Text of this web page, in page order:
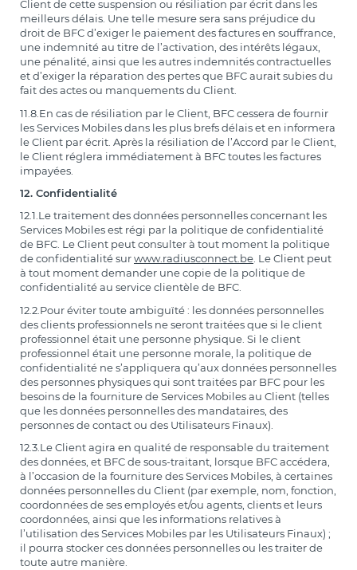
Client de cette suspension ou résiliation par écrit dans les
meilleurs délais. Une telle mesure sera sans préjudice du
droit de BFC d’exiger le paiement des factures en souffrance,
une indemnité au titre de l’activation, des intérêts légaux,
une pénalité, ainsi que les autres indemnités contractuelles
et d’exiger la réparation des pertes que BFC aurait subies du
fait des actes ou manquements du Client.
11.8.En cas de résiliation par le Client, BFC cessera de fournir
les Services Mobiles dans les plus brefs délais et en informera
le Client par écrit. Après la résiliation de l’Accord par le Client,
le Client réglera immédiatement à BFC toutes les factures
impayées.
12. Confidentialité
12.1.Le traitement des données personnelles concernant les
Services Mobiles est régi par la politique de confidentialité
de BFC. Le Client peut consulter à tout moment la politique
de confidentialité surwww.radiusconnect.be. Le Client peut
à tout moment demander une copie de la politique de
confidentialité au service clientèle de BFC.
12.2.Pour éviter toute ambiguïté : les données personnelles
des clients professionnels ne seront traitées que si le client
professionnel était une personne physique. Si le client
professionnel était une personne morale, la politique de
confidentialité ne s’appliquera qu’aux données personnelles
des personnes physiques qui sont traitées par BFC pour les
besoins de la fourniture de Services Mobiles au Client (telles
que les données personnelles des mandataires, des
personnes de contact ou des Utilisateurs Finaux).
12.3.Le Client agira en qualité de responsable du traitement
des données, et BFC de sous-traitant, lorsque BFC accédera,
à l’occasion de la fourniture des Services Mobiles, à certaines
données personnelles du Client (par exemple, nom, fonction,
coordonnées de ses employés et/ou agents, clients et leurs
coordonnées, ainsi que les informations relatives à
l’utilisation des Services Mobiles par les Utilisateurs Finaux) ;
il pourra stocker ces données personnelles ou les traiter de
toute autre manière.